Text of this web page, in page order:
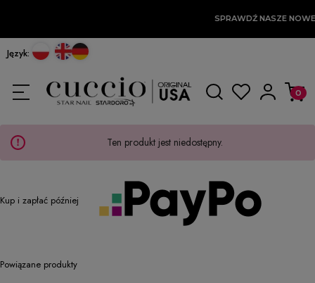
SPRAWDŹ NASZE
Język:
Ten produkt jest niedostępny.
Kup i zapłać później
Powiązane produkty